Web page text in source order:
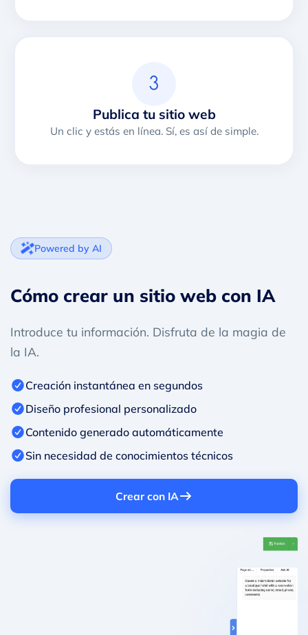
Publica tu sitio web
Un clic y estás en línea. Sí, es así de simple.
Powered by AI
Cómo crear un sitio web con IA
Introduce tu información. Disfruta de la magia de
la IA.
Creación instantánea en segundos
Diseño profesional personalizado
Contenido generado automáticamente
Sin necesidad de conocimientos técnicos
Crear con IA